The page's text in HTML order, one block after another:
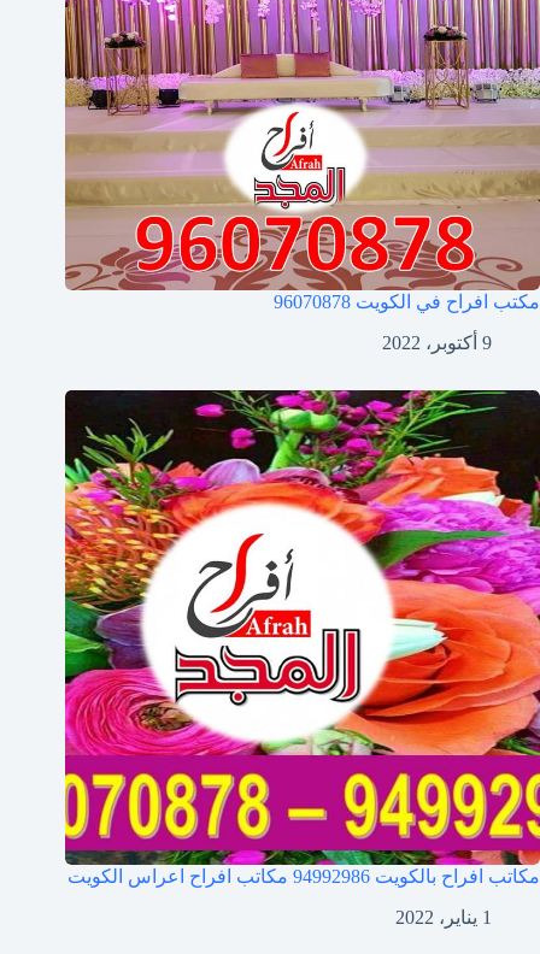
مكتب افراح في الكويت 96070878
9 أكتوبر، 2022
مكاتب افراح بالكويت 94992986 مكاتب افراح اعراس الكويت
1 يناير، 2022